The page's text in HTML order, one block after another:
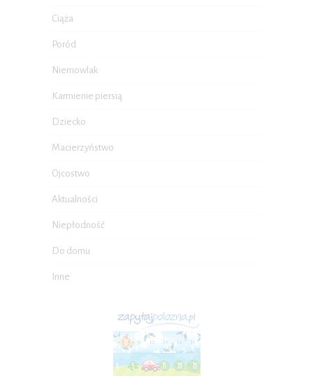
Ciąża
Poród
Niemowlak
Karmienie piersią
Dziecko
Macierzyństwo
Ojcostwo
Aktualności
Niepłodność
Do domu
Inne